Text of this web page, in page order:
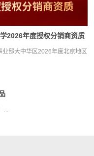
2026年度授权分销商资质
部大中华区2026年度北京地区
...